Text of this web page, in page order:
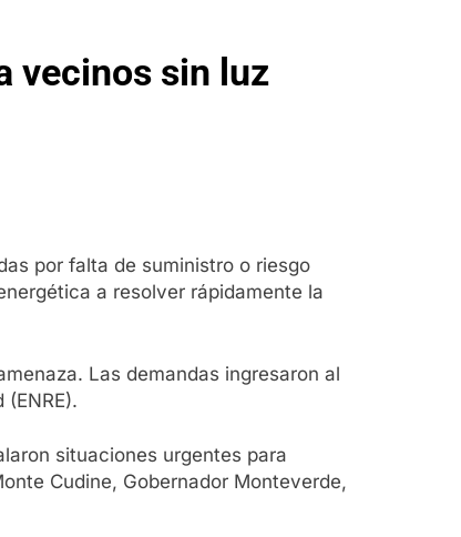
vecinos sin luz
por falta de suministro o riesgo
a resolver rápidamente la
Las demandas ingresaron al
situaciones urgentes para
Cudine, Gobernador Monteverde,